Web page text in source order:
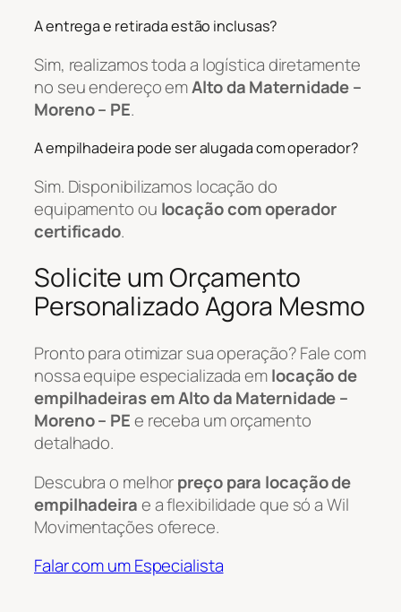
A entrega e retirada estão inclusas?
Sim, realizamos toda a logística diretamente
no seu endereço emAlto da Maternidade –
Moreno – PE.
A empilhadeira pode ser alugada com operador?
Sim. Disponibilizamos locação do
equipamento ou locação com operador
certificado.
Solicite um Orçamento
Personalizado Agora Mesmo
Pronto para otimizar sua operação? Fale com
nossa equipe especializada emlocação de
empilhadeiras em Alto da Maternidade –
Moreno – PEe receba um orçamento
detalhado.
Descubra o melhorpreço para locação de
empilhadeirae a flexibilidade que só a Wil
Movimentações oferece.
Falar com um Especialista